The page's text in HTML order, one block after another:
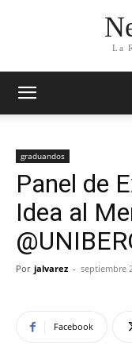
La
graduandos
Panel de
Idea al
Por jalvarez - septiembre
Facebook